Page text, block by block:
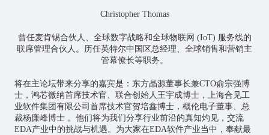
Christopher Thomas
曾任麦肯锡合伙人、全球数字战略和全球物联网 (IoT) 服务线的
联席管理合伙人。历任英特尔中国区总经理、全球销售和营销主
管幕僚长等职务。
将在主论坛带来分享的嘉宾是：东方晶源董事长兼CTO俞宗强博
士，鸿芯微纳首席技术官、联合创始人王宇成博士，上海合见工
业软件集团有限公司首席技术官贺培鑫博士，概伦电子董事、总
裁杨廉峰博士 。他们将为我们分享行业前沿的真知灼见，交流
EDA产业中的挑战与机遇。为大家在EDA软件产业当中，奉献最